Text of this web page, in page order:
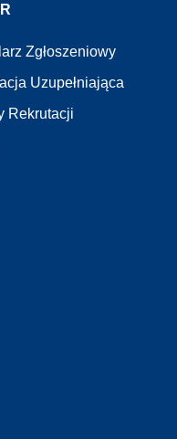
Zgłoszeniowy
Uzupełniająca
Rekrutacji